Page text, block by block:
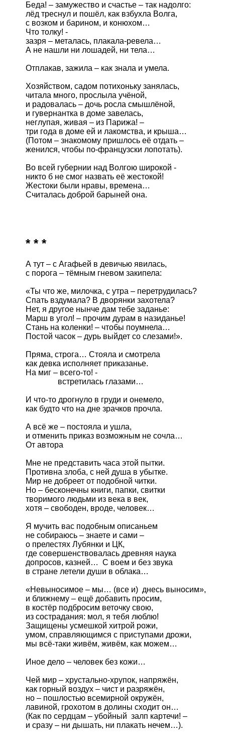
Беда! – замужество и счастье – так надолго:
лёд треснул и пошёл, как взбухла Волга,
с возком и барином, и конюхом…
Что толку! -
зазря – металась, плакала-ревела…
А не нашли ни лошадей, ни тела…
Отплакав, зажила – как знала и умела.
Хозяйством, садом потихоньку занялась,
читала много, прослыла учёной,
и радовалась – дочь росла смышлёной,
и гувернантка в доме завелась,
неглупая, живая – из Парижа! –
три года в доме ей и лакомства, и крыша…
(Потом – знакомому пришлось её отдать –
женился, чтобы по-французски лопотать).
Во всей губернии над Волгою широкой -
никто б не смог назвать её жестокой!
Жестоки были нравы, времена…
Считалась доброй барыней она.
* * *
А тут – с Агафьей в девичью явилась,
с порога – тёмным гневом закипела:
«Ты что же, милочка, с утра – перетрудилась?
Спать вздумала? В дворянки захотела?
Нет, я другое нынче дам тебе заданье:
Марш в угол! – прочим дурам в назиданье!
Стань на коленки! – чтобы поумнела…
Постой часок – дурь выйдет со слезами!».
Пряма, строга… Стояла и смотрела
как девка исполняет приказанье.
На миг – всего-то! -
И что-то дрогнуло в груди и онемело,
как будто что на дне зрачков прочла.
А всё же – постояла и ушла,
и отменить приказ возможным не сочла…
От автора
Мне не представить часа этой пытки.
Противна злоба, с ней душа в убытке.
Мир не добреет от подобной читки.
Но – бесконечны книги, папки, свитки
творимого людьми из века в век,
хотя – свободен, вроде, человек…
Я мучить вас подобным описаньем
не собираюсь – знаете и сами –
о прелестях Лубянки и ЦК,
где совершенствовалась древняя наука
допросов, казней…  С воем и без звука
в стране летели души в облака…
«Невыносимое – мы… (все и)  днесь выносим»,
и ближнему – ещё добавить просим,
в костёр подбросим веточку свою,
из сострадания: мол, я тебя люблю!
Защищены усмешкой хитрой рожи,
умом, справляющимся с приступами дрожи,
мы всё-таки живём, живём, как можем…
Иное дело – человек без кожи…
Чей мир – хрустально-хрупок, напряжён,
как горный воздух – чист и разряжён,
но – пошлостью всемирной окружён,
лавиной, грохотом в долины сходит он…
(Как по сердцам – убойный  залп картечи! –
и сразу – ни дышать, ни плакать нечем…).